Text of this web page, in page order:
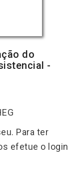
do
-
Para ter
efetue o login